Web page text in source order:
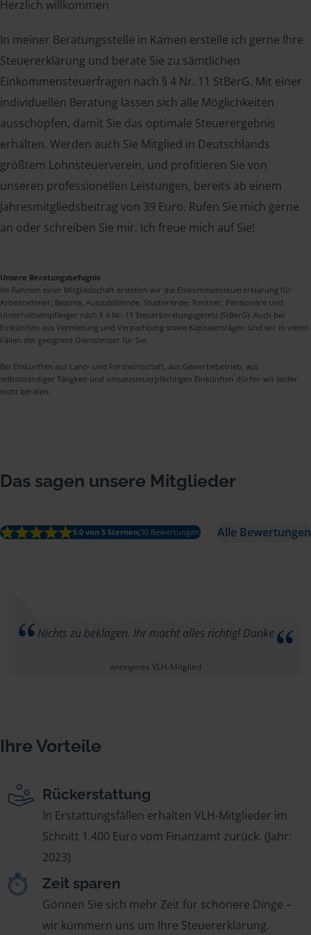
Herzlich willkommen
In meiner Beratungsstelle in Kamen erstelle ich gerne Ihre
Steuererklärung und berate Sie zu sämtlichen
Einkommensteuerfragen nach § 4 Nr. 11 StBerG. Mit einer
individuellen Beratung lassen sich alle Möglichkeiten
ausschöpfen, damit Sie das optimale Steuerergebnis
erhalten. Werden auch Sie Mitglied in Deutschlands
größtem Lohnsteuerverein, und profitieren Sie von
unseren professionellen Leistungen, bereits ab einem
Jahresmitgliedsbeitrag von 39 Euro. Rufen Sie mich gerne
an oder schreiben Sie mir. Ich freue mich auf Sie!
Unsere Beratungsbefugnis
Im Rahmen einer Mitgliedschaft erstellen wir die Einkommensteuererklärung für
Arbeitnehmer, Beamte, Auszubildende, Studierende, Rentner, Pensionäre und
Unterhaltsempfänger nach § 4 Nr. 11 Steuerberatungsgesetz (StBerG). Auch bei
Einkünften aus Vermietung und Verpachtung sowie Kapitalerträgen sind wir in vielen
Fällen der geeignete Dienstleister für Sie.
Bei Einkünften aus Land- und Forstwirtschaft, aus Gewerbebetrieb, aus
selbstständiger Tätigkeit und umsatzsteuerpflichtigen Einkünften dürfen wir leider
nicht beraten.
Das sagen unsere Mitglieder
5.0 von 5 Sternen(30 Bewertungen) Alle Bewertungen
Nichts zu beklagen. Ihr macht alles richtig! Danke
anonymes VLH-Mitglied
Ihre Vorteile
Rückerstattung
In Erstattungsfällen erhalten VLH-Mitglieder im
Schnitt 1.400 Euro vom Finanzamt zurück. (Jahr:
2023)
Zeit sparen
Gönnen Sie sich mehr Zeit für schönere Dinge –
wir kümmern uns um Ihre Steuererklärung.